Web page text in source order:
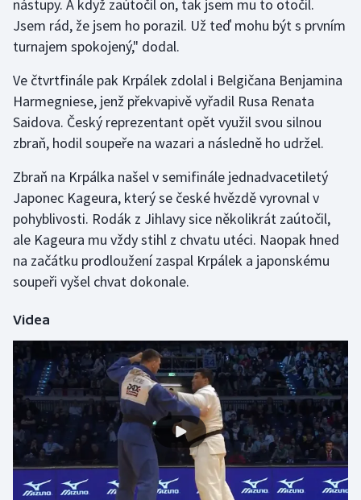
Stolní tenis
Triatlon
Veslování
Vodní slalom
Ostatní
nástupy. A když zaútočil on, tak jsem mu to otočil.
Jsem rád, že jsem ho porazil. Už teď mohu být s prvním
turnajem spokojený," dodal.
Ve čtvrtfinále pak Krpálek zdolal i Belgičana Benjamina
Harmegniese, jenž překvapivě vyřadil Rusa Renata
Saidova. Český reprezentant opět využil svou silnou
zbraň, hodil soupeře na wazari a následně ho udržel.
Zbraň na Krpálka našel v semifinále jednadvacetiletý
Japonec Kageura, který se české hvězdě vyrovnal v
pohyblivosti. Rodák z Jihlavy sice několikrát zaútočil,
ale Kageura mu vždy stihl z chvatu utéci. Naopak hned
na začátku prodloužení zaspal Krpálek a japonskému
soupeři vyšel chvat dokonale.
Videa